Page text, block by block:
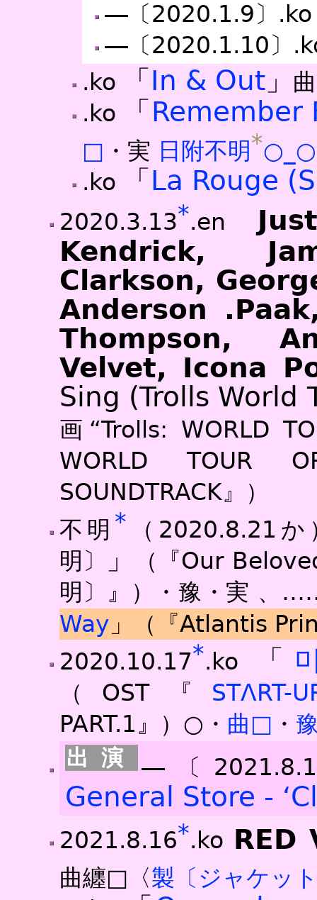
―〔2020.1.9〕
―〔2020.1.10〕
.ko
「 In & Out」
.ko
「 Remember
□ ・実 日附不明*○ _○
.ko
「 La Rouge
2020.3.13*.en
Kendrick,
Clarkson,
Anderson
Thompson,
Velvet, Icona
Sing (Trolls World
画“Trolls: WORLD
WORLD TOUR
SOUNDTRACK』）
不明 * （2020.8.21
明〕
」
（『Our
明〕』）・豫・実 、
Way 」（『Atlantis
2020.10.17*.ko 「
（OST『 STΛRT-
PART.1』）○・ 曲□ ・
―〔
General Store -
2021.8.16*.ko RED
曲纏□〈製〔ジャケッ